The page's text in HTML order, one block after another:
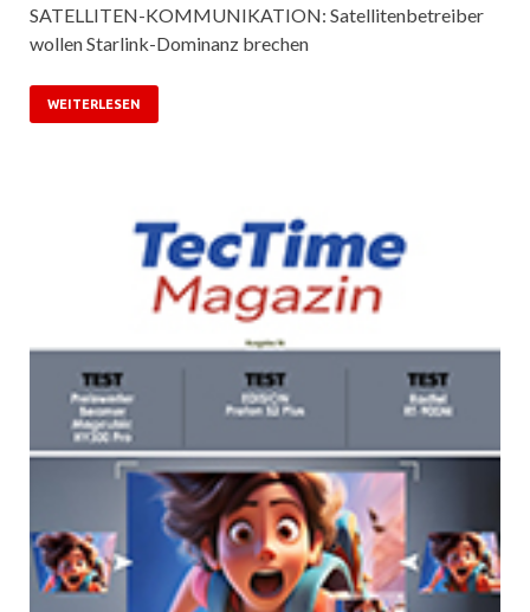
SATELLITEN-KOMMUNIKATION: Satellitenbetreiber
wollen Starlink-Dominanz brechen
WEITERLESEN